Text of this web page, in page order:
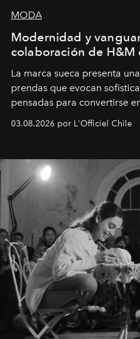
MODA
Modernidad y
colaboración de H&M
La marca sueca presenta
prendas que evocan
pensadas para convertirse
Disponible en Chile desde el
03.08.2026 por L'Officiel Chile